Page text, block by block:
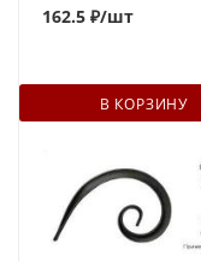
162.5 ₽/шт
В КОРЗИНУ